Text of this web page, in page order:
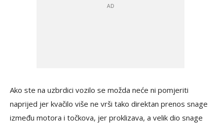
Ako ste na uzbrdici vozilo se možda neće ni pomjeriti
naprijed jer kvačilo više ne vrši tako direktan prenos snage
između motora i točkova, jer proklizava, a velik dio snage